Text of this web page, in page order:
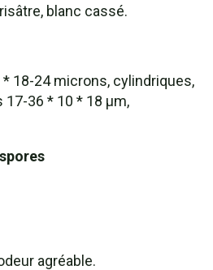
blanc cassé.
18-24 microns, cylindriques,
17-36 * 10 * 18 μm,
agréable.